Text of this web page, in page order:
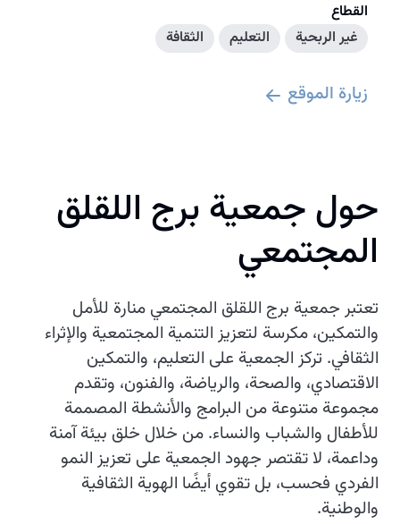
القطاع
غير الربحية
التعليم الثقافة
زيارة الموقع
حول جمعية برج اللقلق
المجتمعي
تعتبر جمعية برج اللقلق المجتمعي منارة للأمل
والتمكين، مكرسة لتعزيز التنمية المجتمعية والإثراء
الثقافي. تركز الجمعية على التعليم، والتمكين
الاقتصادي، والصحة، والرياضة، والفنون، وتقدم
مجموعة متنوعة من البرامج والأنشطة المصممة
للأطفال والشباب والنساء. من خلال خلق بيئة آمنة
وداعمة، لا تقتصر جهود الجمعية على تعزيز النمو
الفردي فحسب، بل تقوي أيضًا الهوية الثقافية
والوطنية.